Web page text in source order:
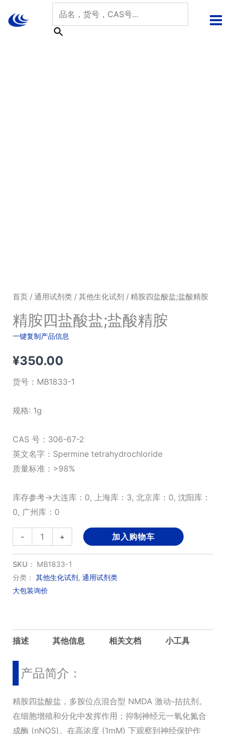
首页/ 通用试剂类/ 其他生化试剂 / 精胺四盐酸盐;盐酸精胺
精胺四盐酸盐;盐酸精胺
一键复制产品信息
¥350.00
货号： MB1833-1
规格: 1g
CAS 号：306-67-2
英文名字：Spermine tetrahydrochloride
质量标准：>98%
库存参考→大连库：0, 上海库：3, 北京库：0, 沈阳库：
0, 广州库：0
-
胺
四
盐
酸
酸
量
+ 加入购物车
SKU： MB1833-1
分类： 其他生化试剂 , 通用试剂类
大包装询价
描述 其他信息 相关文档 小工具
产品简介：
精胺四盐酸盐，多胺位点混合型 NMDA 激动-拮抗剂。
在细胞增殖和分化中发挥作用；抑制神经元一氧化氮合
成酶 (nNOS)。在高浓度 (1mM) 下观察到神经保护作